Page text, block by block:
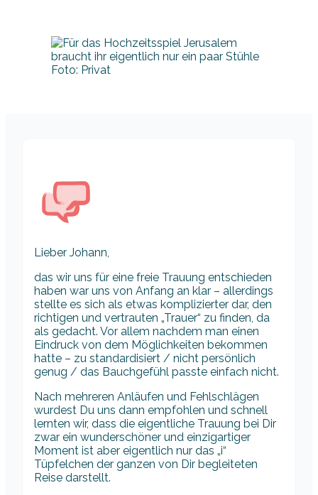
Foto: Privat
Lieber Johann,
das wir uns für eine freie Trauung entschieden
haben war uns von Anfang an klar – allerdings
stellte es sich als etwas komplizierter dar, den
richtigen und vertrauten „Trauer“ zu finden, da
als gedacht. Vor allem nachdem man einen
Eindruck von dem Möglichkeiten bekommen
hatte – zu standardisiert / nicht persönlich
genug / das Bauchgefühl passte einfach nicht.
Nach mehreren Anläufen und Fehlschlägen
wurdest Du uns dann empfohlen und schnell
lernten wir, dass die eigentliche Trauung bei Dir
zwar ein wunderschöner und einzigartiger
Moment ist aber eigentlich nur das „i“
Tüpfelchen der ganzen von Dir begleiteten
Reise darstellt.